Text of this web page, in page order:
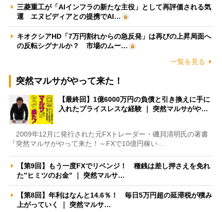
三菱重工が「AIインフラの新たな主役」として再評価される気
運 エヌビディアとの提携でAI…
キオクシアHD「7万円割れからの急反発」は再びの上昇局面へ
の反転シグナルか？ 市場のムー…
一覧を見る
突然マルサがやって来た！
【最終回】1億6000万円の負債と引き換えに手に
入れたプライスレスな経験 ｜ 突然マルサがや…
2009年12月に発行された元FXトレーダー・磯貝清明氏の著書
『突然マルサがやって来た！～FXで10億円稼い…
【第9回】もう一度FXでリベンジ！ 種銭は差し押さえを免れ
た”ヒミツのお金” ｜ 突然マルサ…
【第8回】年利はなんと14.6％！ 毎日5万円超の延滞税が積み
上がっていく ｜ 突然マルサ…